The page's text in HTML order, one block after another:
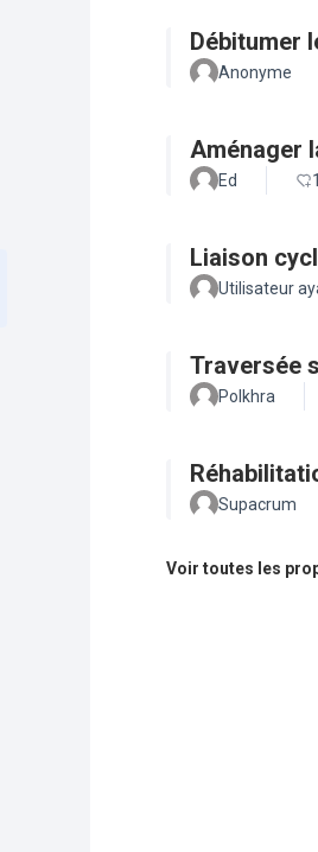
Débitumer
Anonyme
Aménager
Ed
Liaison
Utilisateur
Traversée
Polkhra
Supacrum
Voir toutes les